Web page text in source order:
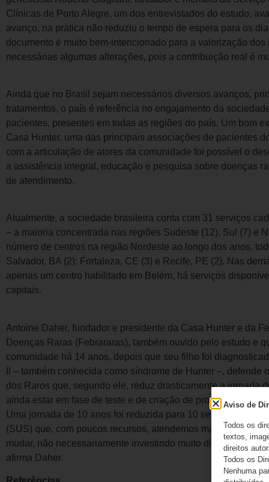
Clínicas de Porto Alegre, um dos entrevistados do estudo,
avanço, na prática não reduziu o tempo de espera para os
documento é muito bem-intencionado para a valorização
necessárias algumas alterações, pois a contribuição real é
Ainda que no Brasil sejam necessários diversos avanços,
tratamentos, o país é referência no engajamento da
pacientes, presentes em todas as regiões do país. Um bom
Casa Hunter, uma das principais associações de pacientes
com a articulação de atores da comunidade foi possível o
a assistência integral, educação e pesquisa sobre doenças
de atendimento.
Atualmente, a sociedade brasileira conta com 31 serviços
– a maioria concentrada nas regiões Sudeste (12), Sul (7) e
número de centros na região Nordeste ao longo dos anos,
Salvador, BA (2); Fortaleza, CE (3) e Recife, PE (2). Nas
apenas um centro habilitado em Belém, há serviços
capitais.
Antoine Daher, fundador e presidente da Casa Hunter e da
Doenças Raras (Febrararas), também ouvido pelo estudo e
comunidade há 14 anos, depois que seu filho foi
II – também conhecida como síndrome de Hunter –,
dos Raros que, segundo ele, reduz drasticamente a jornada
ainda estar em fase de teste e de criação de protocolos, o
Uma jornada de 10 anos foi reduzida para 10 semanas.
(SUS) que, com poucos recursos, atendemos mais pessoas
mudar, não necessariamente investindo muito dinheiro, ao
afirma Daher.
Aviso de
Todos os
textos,
direitos
Todos os
Nenhuma